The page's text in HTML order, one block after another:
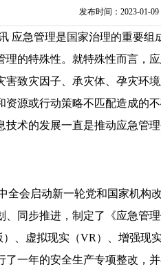
发布时间：2023-01-09
应急管理是国家治理的重要
理的特殊性。就特殊性而言，
害致灾因子、承灾体、孕灾环
资源或行动策略不匹配造成的
技术的发展一直是推动应急管
全会启动新一轮党和国家机
、同步推进，制定了《应急管
）、虚拟现实（VR）、增强现
了一年的安全生产专项整改，